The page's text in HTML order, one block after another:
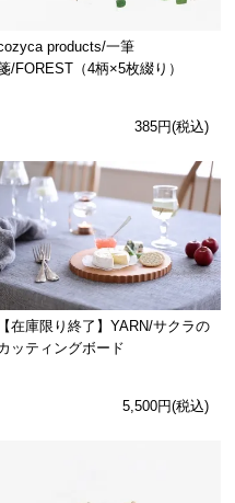
products/一筆
/FOREST（4柄×5枚綴り）
385円(税込)
【在庫限り終了】YARN/サクラの
ッティングボード
5,500円(税込)